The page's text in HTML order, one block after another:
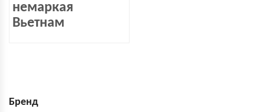
немаркая
Вьетнам
Бренд